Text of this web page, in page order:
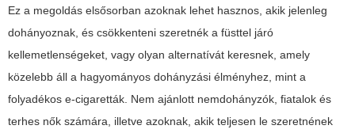
Ez a megoldás elsősorban azoknak lehet hasznos, akik jelenleg
dohányoznak, és csökkenteni szeretnék a füsttel járó
kellemetlenségeket, vagy olyan alternatívát keresnek, amely
közelebb áll a hagyományos dohányzási élményhez, mint a
folyadékos e-cigaretták. Nem ajánlott nemdohányzók, fiatalok és
terhes nők számára, illetve azoknak, akik teljesen le szeretnének